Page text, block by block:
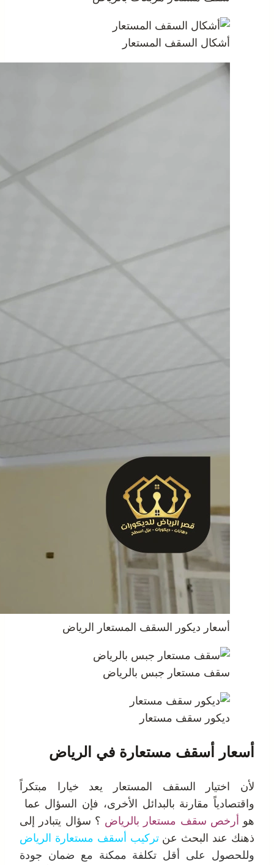
أشكال السقف المستعار
أسعار ديكور السقف المستعار الرياض
سقف مستعار جبس بالرياض
ديكور سقف مستعار
أسعار أسقف مستعارة في الرياض
لأن اختيار السقف المستعار يعد خيارا مبتكراً
واقتصادياً مقارنة بالبدائل الأخرى، فإن السؤال عما
هو أرخص سقف مستعار بالرياض ؟ سؤال يتبادر إلى
ذهنك عند البحث عنتركيب أسقف مستعارة الرياض
وللحصول على أقل تكلفة ممكنة مع ضمان جودة